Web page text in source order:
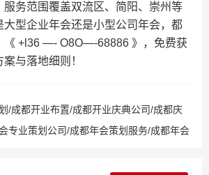
服务范围覆盖双流区、简阳、崇州等
大型企业年会还是小型公司年会，都
《 +l36 —- O8O—-68886 》，免费获
与落地细则！
/成都开业布置/成都开业庆典公司/成都庆
开业演绎演出公司
专业策划公司/成都年会策划服务/成都年会